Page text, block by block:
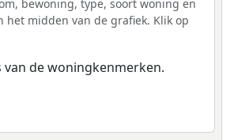
bewoning, type, soort woning en
het midden van de grafiek. Klik op
de woningkenmerken.